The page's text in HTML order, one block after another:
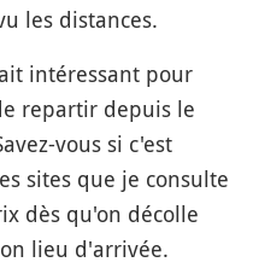
les distances.
intéressant pour
repartir depuis le
vous si c'est
sites que je consulte
dès qu'on décolle
lieu d'arrivée.